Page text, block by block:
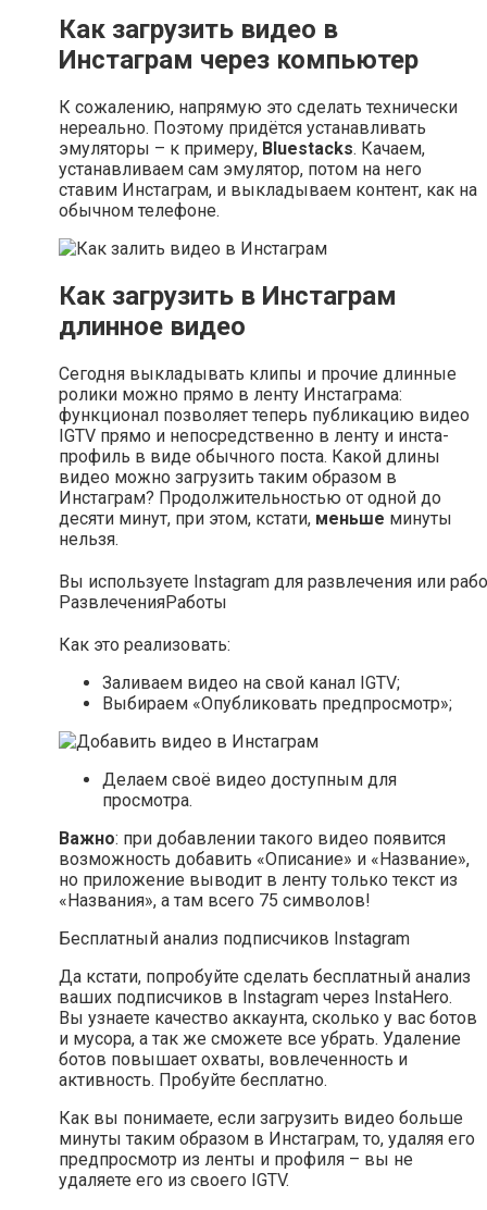
Как загрузить видео в
Инстаграм через компьютер
К сожалению, напрямую это сделать технически
нереально. Поэтому придётся устанавливать
эмуляторы – к примеру, Bluestacks. Качаем,
устанавливаем сам эмулятор, потом на него
ставим Инстаграм, и выкладываем контент, как на
обычном телефоне.
Как загрузить в Инстаграм
длинное видео
Сегодня выкладывать клипы и прочие длинные
ролики можно прямо в ленту Инстаграма:
функционал позволяет теперь публикацию видео
IGTV прямо и непосредственно в ленту и инста-
профиль в виде обычного поста. Какой длины
видео можно загрузить таким образом в
Инстаграм? Продолжительностью от одной до
десяти минут, при этом, кстати, меньше минуты
нельзя.
Вы используете Instagram для развлечения или
РазвлеченияРаботы
Как это реализовать:
Заливаем видео на свой канал IGTV;
Выбираем «Опубликовать предпросмотр»;
Делаем своё видео доступным для
просмотра.
Важно: при добавлении такого видео появится
возможность добавить «Описание» и «Название»,
но приложение выводит в ленту только текст из
«Названия», а там всего 75 символов!
Бесплатный анализ подписчиков Instagram
Да кстати, попробуйте сделать бесплатный анализ
ваших подписчиков в Instagram через InstaHero.
Вы узнаете качество аккаунта, сколько у вас ботов
и мусора, а так же сможете все убрать. Удаление
ботов повышает охваты, вовлеченность и
активность. Пробуйте бесплатно.
Как вы понимаете, если загрузить видео больше
минуты таким образом в Инстаграм, то, удаляя его
предпросмотр из ленты и профиля – вы не
удаляете его из своего IGTV.